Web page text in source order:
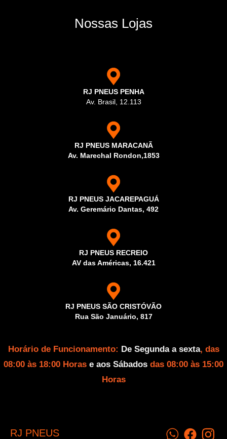
Nossas Lojas
RJ PNEUS PENHA
Av. Brasil, 12.113
RJ PNEUS MARACANÃ
Av. Marechal Rondon,1853
RJ PNEUS JACAREPAGUÁ
Av. Geremário Dantas, 492
RJ PNEUS RECREIO
AV das Américas, 16.421
RJ PNEUS SÃO CRISTÓVÃO
Rua São Januário, 817
Horário de Funcionamento: De Segunda a sexta, das
08:00 às 18:00 Horas e aos Sábados das 08:00 às 15:00
Horas
RJ PNEUS